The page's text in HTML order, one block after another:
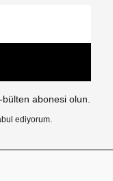
abonesi olun.
ediyorum.